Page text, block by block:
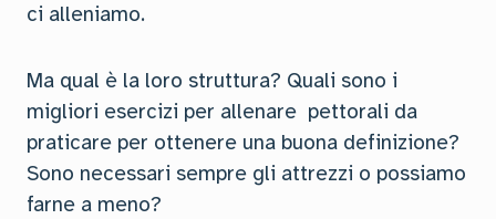
ci alleniamo.
Ma qual è la loro struttura? Quali sono i
migliori esercizi per allenare pettorali da
praticare per ottenere una buona definizione?
Sono necessari sempre gli attrezzi o possiamo
farne a meno?